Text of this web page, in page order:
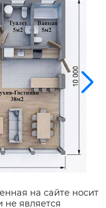
на сайте носит
не является